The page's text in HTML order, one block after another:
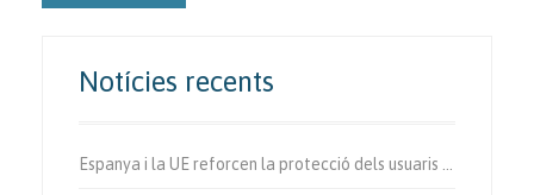
Notícies recents
Espanya i la UE reforcen la protecció dels usuaris vulnerables de la via.